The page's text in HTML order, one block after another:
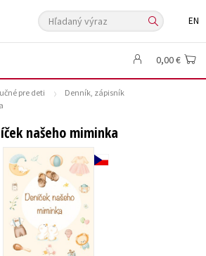
Hľadaný výraz EN
⚔️ Zaklínač na CD
🔖Outlet knihy
Ezoterika a duchovný svet
Hobby
Humanitné a spoločenské vedy
Kariéra a osobný rozvoj
knihy New Adult
0,00 €
pre deti
Denník, zápisník
našeho miminka